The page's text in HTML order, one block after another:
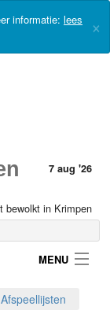
informatie: lees
×
7 aug '26
bewolkt in Krimpen
MENU
Afspeellijsten